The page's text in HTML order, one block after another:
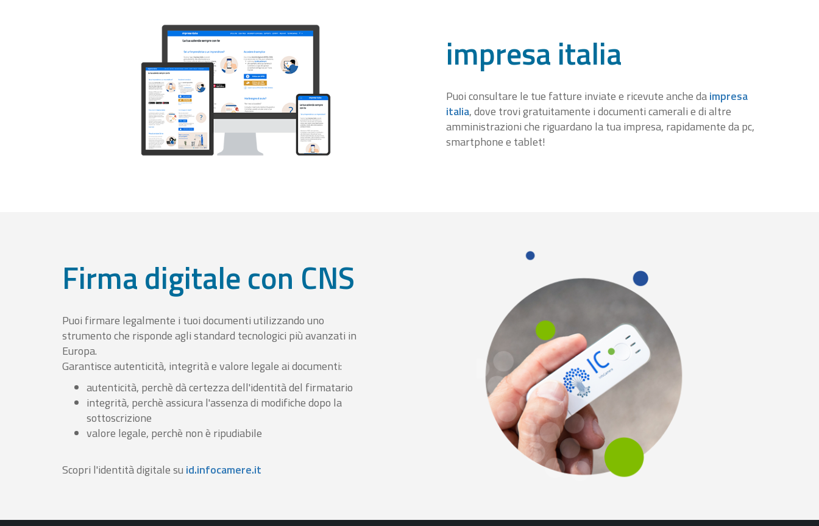
impresa italia
Puoi consultare le tue fatture inviate e ricevute anche daimpresa
italia, dove trovi gratuitamente i documenti camerali e di altre
amministrazioni che riguardano la tua impresa, rapidamente da pc,
smartphone e tablet!
Firma digitale con CNS
Puoi firmare legalmente i tuoi documenti utilizzando uno
strumento che risponde agli standard tecnologici più avanzati in
Europa.
Garantisce autenticità, integrità e valore legale ai documenti:
autenticità, perchè dà certezza dell'identità del firmatario
integrità, perchè assicura l'assenza di modifiche dopo la
sottoscrizione
valore legale, perchè non è ripudiabile
Scopri l'identità digitale su id.infocamere.it